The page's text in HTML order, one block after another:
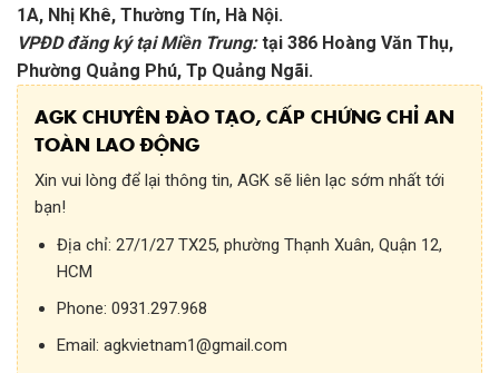
1A, Nhị Khê, Thường Tín, Hà Nội.
VPĐD đăng ký tại Miền Trung:tại 386 Hoàng Văn Thụ,
Phường Quảng Phú, Tp Quảng Ngãi.
AGK CHUYÊN ĐÀO TẠO, CẤP CHỨNG CHỈ AN
TOÀN LAO ĐỘNG
Xin vui lòng để lại thông tin, AGK sẽ liên lạc sớm nhất tới
bạn!
Địa chỉ: 27/1/27 TX25, phường Thạnh Xuân, Quận 12,
HCM
Phone: 0931.297.968
Email: agkvietnam1@gmail.com